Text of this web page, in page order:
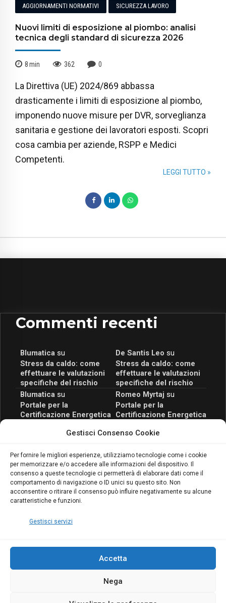
Gestisci Consenso Cookie
Per fornire le migliori esperienze, utilizziamo tecnologie come i cookie
per memorizzare e/o accedere alle informazioni del dispositivo. Il
consenso a queste tecnologie ci permetterà di elaborare dati come il
comportamento di navigazione o ID unici su questo sito. Non
acconsentire o ritirare il consenso può influire negativamente su alcune
caratteristiche e funzioni.
Gestisci servizi
Accetta
Nega
AGGIORNAMENTI NORMATIVI SICUREZZA LAVORO
Nuovi limiti di esposizione al piombo: analisi
tecnica degli standard di sicurezza 2026
8min 362 0
La Direttiva (UE) 2024/869 abbassa
drasticamente i limiti di esposizione al piombo,
imponendo nuove misure per DVR, sorveglianza
sanitaria e gestione dei lavoratori esposti. Scopri
cosa cambia per aziende, RSPP e Medici
Competenti.
LEGGI TUTTO »
Commenti recenti
Blumaticasu
Stress da caldo: come
effettuare le valutazioni
specifiche del rischio
De Santis Leo su
Stress da caldo: come
effettuare le valutazioni
specifiche del rischio
Blumaticasu
Portale per la
Certificazione Energetica
scopri il Corso Blumatica
Romeo Myrtaj su
Portale per la
Certificazione Energetica
scopri il Corso Blumatica
Blumaticasu
Coordinatore della
Sicurezza: cosa è
richiesto per abilitazione
e aggiornamento
Copyright Blumatica